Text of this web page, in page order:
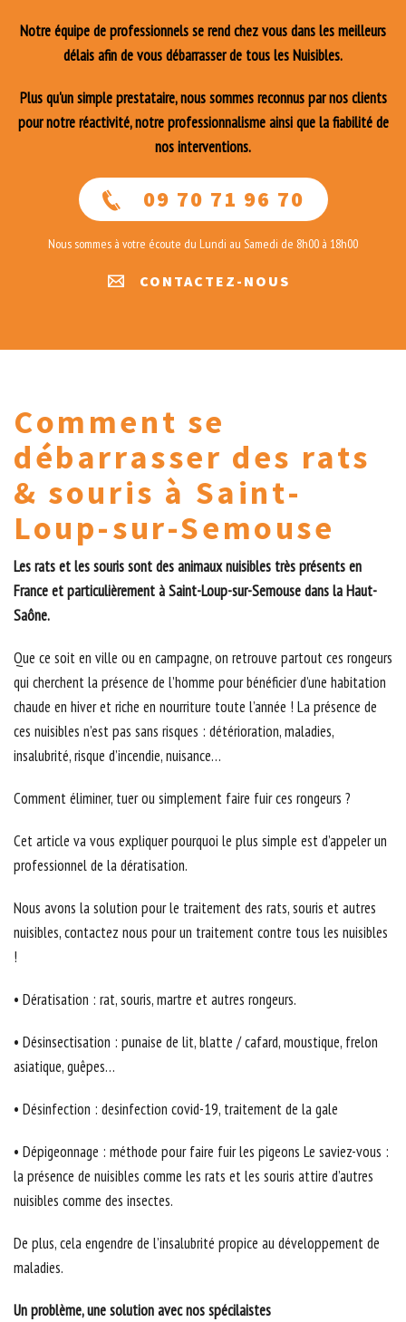
Notre équipe de professionnels se rend chez vous dans les meilleurs
délais afin de vous débarrasser de tous les Nuisibles.
Plus qu'un simple prestataire, nous sommes reconnus par nos clients
pour notre réactivité, notre professionnalisme ainsi que la fiabilité de
nos interventions.
09 70 71 96 70
Nous sommes à votre écoute du Lundi au Samedi de 8h00 à 18h00
CONTACTEZ-NOUS
Comment se
débarrasser des rats
& souris à Saint-
Loup-sur-Semouse
Les rats et les souris sont des animaux nuisibles très présents en
France et particulièrement à Saint-Loup-sur-Semouse dans la Haut-
Saône.
Que ce soit en ville ou en campagne, on retrouve partout ces rongeurs
qui cherchent la présence de l’homme pour bénéficier d’une habitation
chaude en hiver et riche en nourriture toute l’année ! La présence de
ces nuisibles n’est pas sans risques : détérioration, maladies,
insalubrité, risque d’incendie, nuisance…
Comment éliminer, tuer ou simplement faire fuir ces rongeurs ?
Cet article va vous expliquer pourquoi le plus simple est d’appeler un
professionnel de la dératisation.
Nous avons la solution pour le traitement des rats, souris et autres
nuisibles, contactez nous pour un traitement contre tous les nuisibles
!
• Dératisation : rat, souris, martre et autres rongeurs.
• Désinsectisation : punaise de lit, blatte / cafard, moustique, frelon
asiatique, guêpes…
• Désinfection : desinfection covid-19, traitement de la gale
• Dépigeonnage : méthode pour faire fuir les pigeons Le saviez-vous :
la présence de nuisibles comme les rats et les souris attire d’autres
nuisibles comme des insectes.
De plus, cela engendre de l’insalubrité propice au développement de
maladies.
Un problème, une solution avec nos spécilaistes